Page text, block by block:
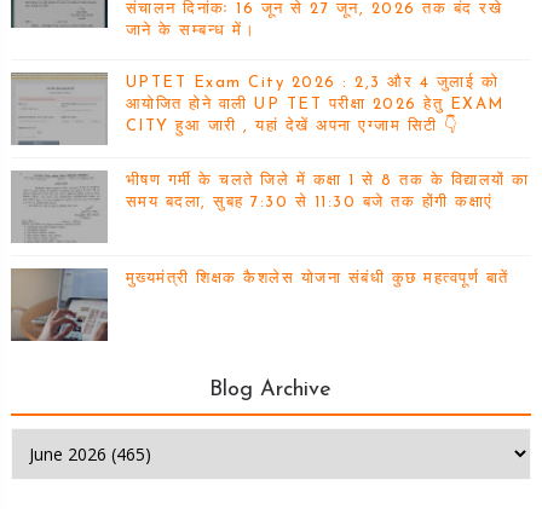
संचालन दिनांकः 16 जून से 27 जून, 2026 तक बंद रखे
जाने के सम्बन्ध में।
UPTET Exam City 2026 : 2,3 और 4 जुलाई को
आयोजित होने वाली UP TET परीक्षा 2026 हेतु EXAM
CITY हुआ जारी , यहां देखें अपना एग्जाम सिटी 👇
भीषण गर्मी के चलते जिले में कक्षा 1 से 8 तक के विद्यालयों का
समय बदला, सुबह 7:30 से 11:30 बजे तक होंगी कक्षाएं
मुख्यमंत्री शिक्षक कैशलेस योजना संबंधी कुछ महत्वपूर्ण बातें
Blog Archive